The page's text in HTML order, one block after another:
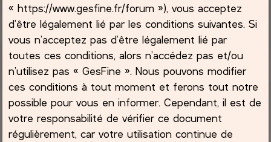
« https://www.gesfine.fr/forum »), vous acceptez
d’être légalement lié par les conditions suivantes. Si
vous n’acceptez pas d’être légalement lié par
toutes ces conditions, alors n’accédez pas et/ou
n’utilisez pas « GesFine ». Nous pouvons modifier
ces conditions à tout moment et ferons tout notre
possible pour vous en informer. Cependant, il est de
votre responsabilité de vérifier ce document
régulièrement, car votre utilisation continue de